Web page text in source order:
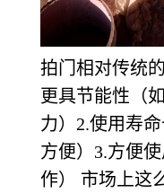
拍门相对传统
更具节能性（
力）2.使用寿
方便）3.方便
作） 市场上这